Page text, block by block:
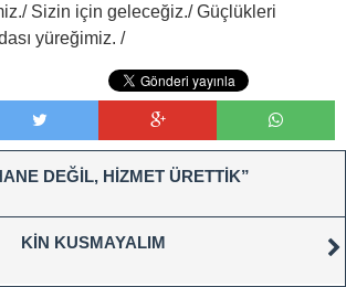
Sizin için geleceğiz./ Güçlükleri
yüreğimiz. /
DEĞİL, HİZMET ÜRETTİK”
KİN KUSMAYALIM